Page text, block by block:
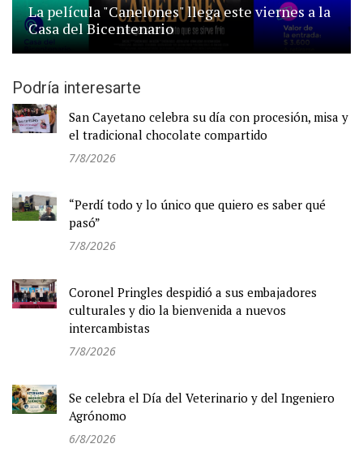
La película "Canelones" llega este viernes a la
Casa del Bicentenario
Podría interesarte
San Cayetano celebra su día con procesión, misa y
el tradicional chocolate compartido
7/8/2026
“Perdí todo y lo único que quiero es saber qué
pasó”
7/8/2026
Coronel Pringles despidió a sus embajadores
culturales y dio la bienvenida a nuevos
intercambistas
7/8/2026
Se celebra el Día del Veterinario y del Ingeniero
Agrónomo
6/8/2026